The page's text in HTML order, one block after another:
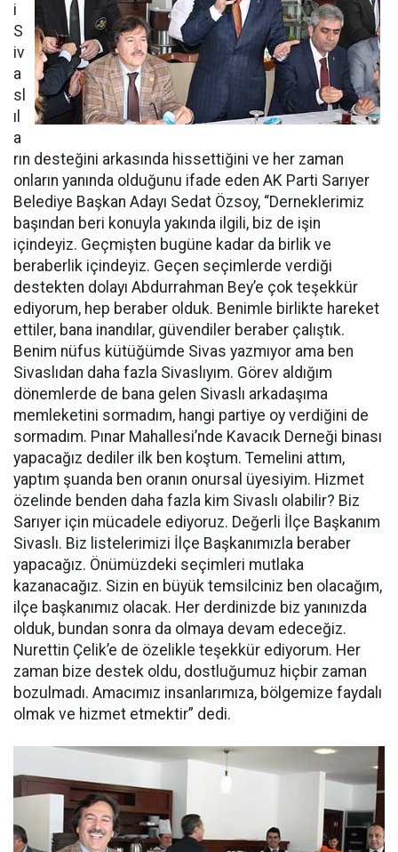
i
S
iv
a
sl
ıl
a
rın desteğini arkasında hissettiğini ve her zaman
onların yanında olduğunu ifade eden AK Parti Sarıyer
Belediye Başkan Adayı Sedat Özsoy, “Derneklerimiz
başından beri konuyla yakında ilgili, biz de işin
içindeyiz. Geçmişten bugüne kadar da birlik ve
beraberlik içindeyiz. Geçen seçimlerde verdiği
destekten dolayı Abdurrahman Bey’e çok teşekkür
ediyorum, hep beraber olduk. Benimle birlikte hareket
ettiler, bana inandılar, güvendiler beraber çalıştık.
Benim nüfus kütüğümde Sivas yazmıyor ama ben
Sivaslıdan daha fazla Sivaslıyım. Görev aldığım
dönemlerde de bana gelen Sivaslı arkadaşıma
memleketini sormadım, hangi partiye oy verdiğini de
sormadım. Pınar Mahallesi’nde Kavacık Derneği binası
yapacağız dediler ilk ben koştum. Temelini attım,
yaptım şuanda ben oranın onursal üyesiyim. Hizmet
özelinde benden daha fazla kim Sivaslı olabilir? Biz
Sarıyer için mücadele ediyoruz. Değerli İlçe Başkanım
Sivaslı. Biz listelerimizi İlçe Başkanımızla beraber
yapacağız. Önümüzdeki seçimleri mutlaka
kazanacağız. Sizin en büyük temsilciniz ben olacağım,
ilçe başkanımız olacak. Her derdinizde biz yanınızda
olduk, bundan sonra da olmaya devam edeceğiz.
Nurettin Çelik’e de özelikle teşekkür ediyorum. Her
zaman bize destek oldu, dostluğumuz hiçbir zaman
bozulmadı. Amacımız insanlarımıza, bölgemize faydalı
olmak ve hizmet etmektir” dedi.